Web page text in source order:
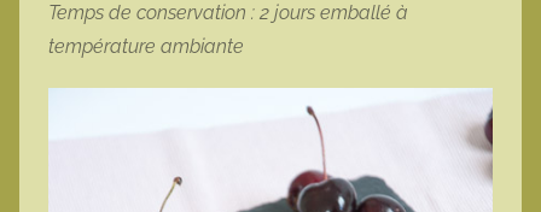
Temps de conservation : 2 jours emballé à
température ambiante